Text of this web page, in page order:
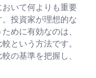
いて何よりも重要
投資家が理想的な
めに有効なのは、
という方法です。
の基準を把握し、